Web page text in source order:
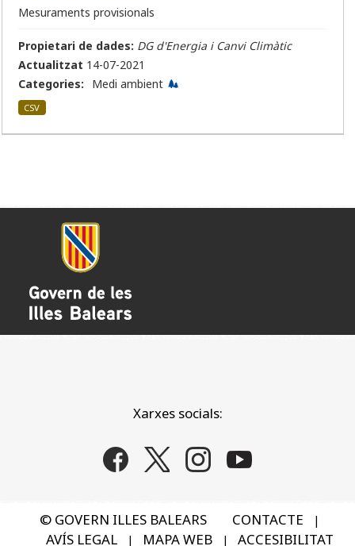
Mesuraments provisionals
Propietari de dades: DG d'Energia i Canvi Climàtic
Actualitzat 14-07-2021
Categories:
Medi ambient
CSV
Xarxes socials:
© GOVERN ILLES BALEARS CONTACTE |
AVÍS LEGAL | MAPA WEB | ACCESIBILITAT